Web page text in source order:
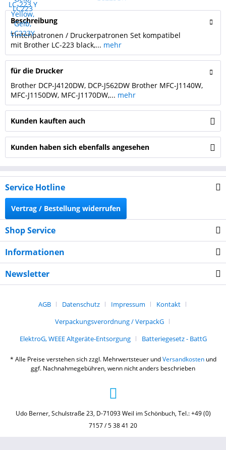
Beschreibung
Tintenpatronen / Druckerpatronen Set kompatibel
mit Brother LC-223 black,... mehr
für die Drucker
Brother DCP-J4120DW, DCP-J562DW Brother MFC-J1140W,
MFC-J1150DW, MFC-J1170DW,... mehr
Kunden kauften auch
Kunden haben sich ebenfalls angesehen
Service Hotline
Vertrag / Bestellung widerrufen
Shop Service
Informationen
Newsletter
AGB Datenschutz Impressum
Kontakt
Verpackungsverordnung / VerpackG
ElektroG, WEEE Altgeräte-Entsorgung
Batteriegesetz - BattG
* Alle Preise verstehen sich zzgl. Mehrwertsteuer undVersandkostenund
ggf. Nachnahmegebühren, wenn nicht anders beschrieben
Udo Berner, Schulstraße 23, D-71093 Weil im Schönbuch, Tel.: +49 (0)
7157 / 5 38 41 20